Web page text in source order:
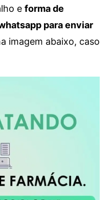
e forma de
para enviar
imagem abaixo, caso